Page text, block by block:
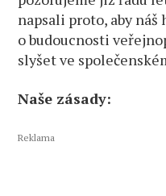
napsali proto, aby
o budoucnosti
slyšet ve
Naše zásady:
Reklama